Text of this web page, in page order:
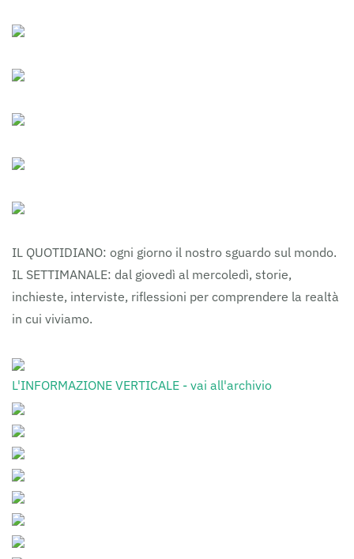
IL QUOTIDIANO: ogni giorno il nostro sguardo sul mondo.
IL SETTIMANALE: dal giovedì al mercoledì, storie,
inchieste, interviste, riflessioni per comprendere la realtà
in cui viviamo.
L'INFORMAZIONE VERTICALE - vai all'archivio